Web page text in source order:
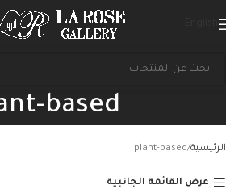
based
الرئيسية plant-based
عرض القائمة الجانبية